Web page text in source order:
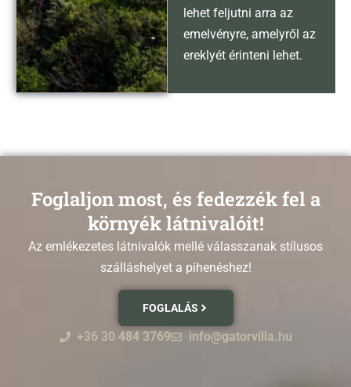
lehet feljutni arra az
emelvényre, amelyről az
ereklyét érinteni lehet.
Foglaljon most, és fedezzék fel a
környék látnivalóit!
Az emlékezetes látnivalók mellé válasszanak stílusos
szálláshelyet a pihenéshez!
FOGLALÁS
+36 30 484 3769 info@gatorvilla.hu